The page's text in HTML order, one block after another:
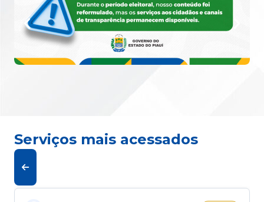
Serviços mais acessados